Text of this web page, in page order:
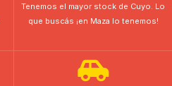
Tenemos el mayor stock de Cuyo. Lo
que buscás ¡en Maza lo tenemos!